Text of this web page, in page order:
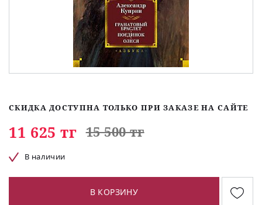
СКИДКА ДОСТУПНА ТОЛЬКО ПРИ ЗАКАЗЕ НА САЙТЕ
11 625 тг 15 500 тг
В наличии
В КОРЗИНУ